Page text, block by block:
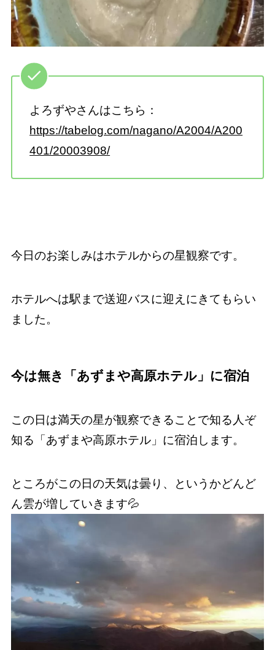
よろずやさんはこちら：
https://tabelog.com/nagano/A2004/A200
401/20003908/
今日のお楽しみはホテルからの星観察です。
ホテルへは駅まで送迎バスに迎えにきてもらい
ました。
今は無き「あずまや高原ホテル」に宿泊
この日は満天の星が観察できることで知る人ぞ
知る「あずまや高原ホテル」に宿泊します。
ところがこの日の天気は曇り、というかどんど
ん雲が増していきます💦